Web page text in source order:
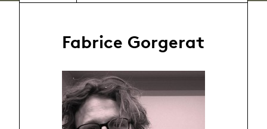
Fabrice Gorgerat